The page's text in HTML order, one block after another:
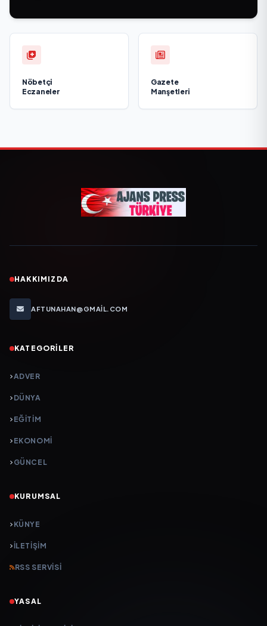
Nöbetçi
Eczaneler
Gazete
Manşetleri
HAKKIMIZDA
AFTUNAHAN@GMAIL.COM
KATEGORILER
ADVER
DÜNYA
EĞİTİM
EKONOMİ
GÜNCEL
KURUMSAL
KÜNYE
İLETIŞIM
RSS SERVISI
YASAL